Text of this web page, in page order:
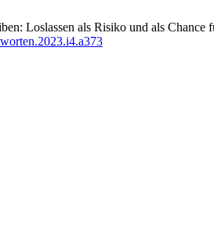
Loslassen als Risiko und als Chance